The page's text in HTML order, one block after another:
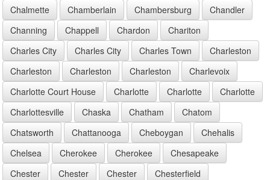
Chalmette
Chamberlain Chambersburg
Chandler
Channing
Chappell Chardon
Chariton
Charles City
Charles City Charles Town
Charleston
Charleston
Charleston Charleston
Charlevoix
Charlotte Court House
Charlotte Charlotte
Charlotte
Charlottesville
Chaska Chatham
Chatom
Chatsworth
Chattanooga Cheboygan
Chehalis
Chelsea
Cherokee Cherokee
Chesapeake
Chester
Chester Chester
Chesterfield